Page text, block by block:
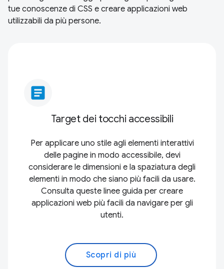
tue conoscenze di CSS e creare applicazioni web
utilizzabili da più persone.
article
Target dei tocchi accessibili
Per applicare uno stile agli elementi interattivi
delle pagine in modo accessibile, devi
considerare le dimensioni e la spaziatura degli
elementi in modo che siano più facili da usare.
Consulta queste linee guida per creare
applicazioni web più facili da navigare per gli
utenti.
Scopri di più